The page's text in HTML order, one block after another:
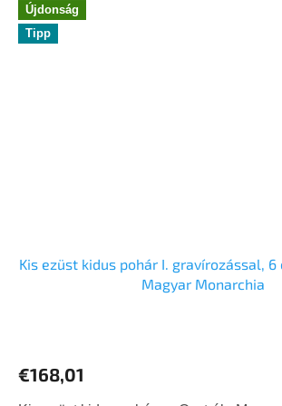
Újdonság
Tipp
Kis ezüst kidus pohár I. gravírozással, 6
Magyar Monarchia
€168,01